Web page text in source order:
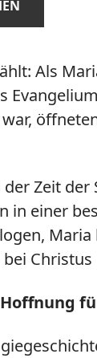
Als
Zeit
in einer
bei